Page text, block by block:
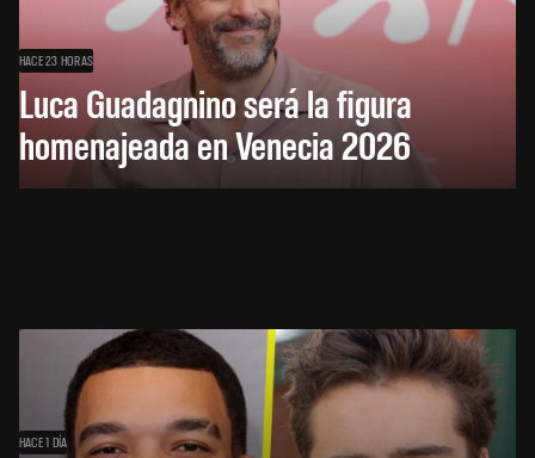
HACE 23 HORAS
Luca Guadagnino será la figura
homenajeada en Venecia 2026
HACE 1 DÍA